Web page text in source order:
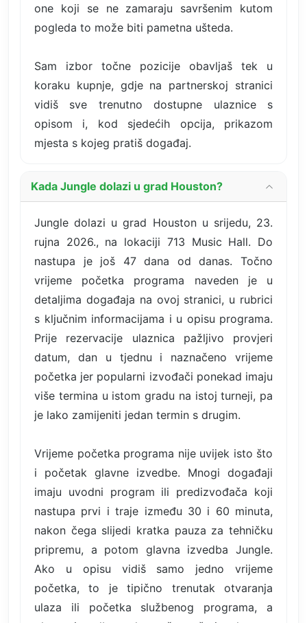
one koji se ne zamaraju savršenim kutom
pogleda to može biti pametna ušteda.
Sam izbor točne pozicije obavljaš tek u
koraku kupnje, gdje na partnerskoj stranici
vidiš sve trenutno dostupne ulaznice s
opisom i, kod sjedećih opcija, prikazom
mjesta s kojeg pratiš događaj.
Kada Jungle dolazi u grad Houston?
Jungle dolazi u grad Houston u srijedu, 23.
rujna 2026., na lokaciji 713 Music Hall. Do
nastupa je još 47 dana od danas. Točno
vrijeme početka programa naveden je u
detaljima događaja na ovoj stranici, u rubrici
s ključnim informacijama i u opisu programa.
Prije rezervacije ulaznica pažljivo provjeri
datum, dan u tjednu i naznačeno vrijeme
početka jer popularni izvođači ponekad imaju
više termina u istom gradu na istoj turneji, pa
je lako zamijeniti jedan termin s drugim.
Vrijeme početka programa nije uvijek isto što
i početak glavne izvedbe. Mnogi događaji
imaju uvodni program ili predizvođača koji
nastupa prvi i traje između 30 i 60 minuta,
nakon čega slijedi kratka pauza za tehničku
pripremu, a potom glavna izvedba Jungle.
Ako u opisu vidiš samo jedno vrijeme
početka, to je tipično trenutak otvaranja
ulaza ili početka službenog programa, a